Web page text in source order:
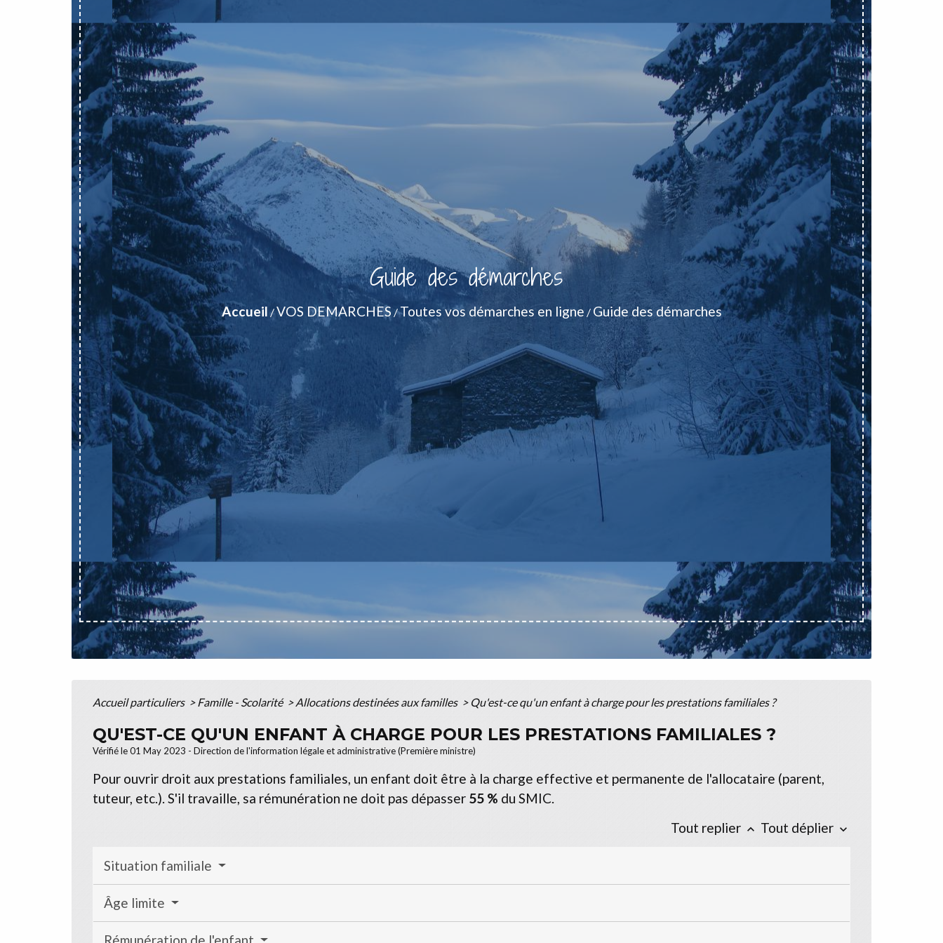
Guide des démarches
Accueil/VOS DEMARCHES /Toutes vos démarches en ligne / Guide des démarches
Accueil particuliers > Famille - Scolarité > Allocations destinées aux familles > Qu'est-ce qu'un enfant à charge pour les prestations familiales ?
QU'EST-CE QU'UN ENFANT À CHARGE POUR LES PRESTATIONS FAMILIALES ?
Vérifié le 01 May 2023 - Direction de l'information légale et administrative (Première ministre)
Pour ouvrir droit aux prestations familiales, un enfant doit être à la charge effective et permanente de l'allocataire (parent,
tuteur, etc.). S'il travaille, sa rémunération ne doit pas dépasser 55 % du SMIC.
Tout replier keyboard_arrow_up Tout déplier keyboard_arrow_down
Situation familiale
Âge limite